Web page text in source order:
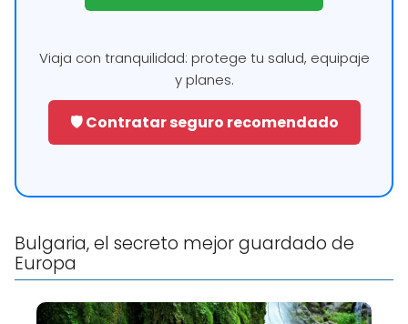
Viaja con tranquilidad: protege tu salud, equipaje
y planes.
🛡️ Contratar seguro recomendado
Bulgaria, el secreto mejor guardado de
Europa